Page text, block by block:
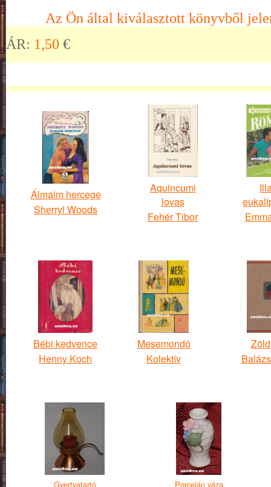
Az Ön által kiválasztott könyvből
ÁR: 1,50 €
Álmaim hercege
Sherryl Woods
Aquincumi
lovas
Fehér Tibor
Bébi kedvence
Henny Koch
Mesemondó
Kolektív
Gyertyatartó Porcelán váza